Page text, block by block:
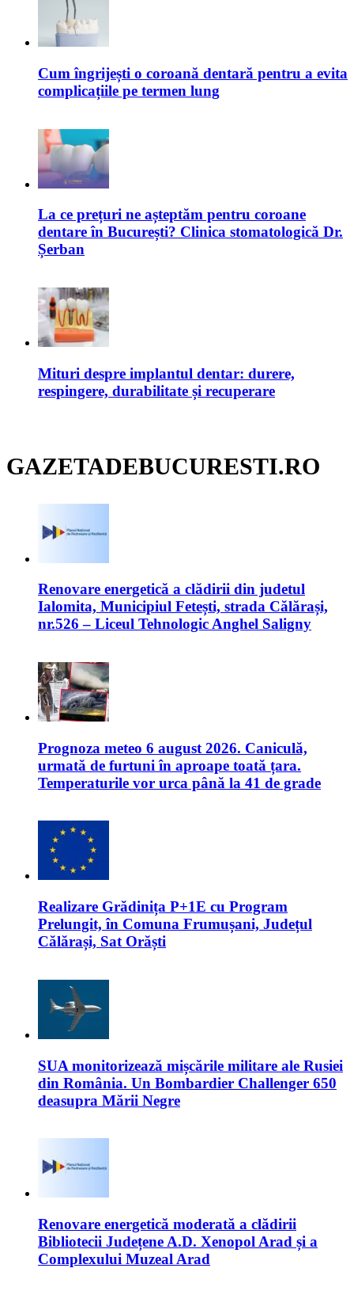
Cum îngrijești o coroană dentară pentru a evita
complicațiile pe termen lung
La ce prețuri ne așteptăm pentru coroane
dentare în București? Clinica stomatologică Dr.
Șerban
Mituri despre implantul dentar: durere,
respingere, durabilitate și recuperare
GAZETADEBUCURESTI.RO
Renovare energetică a clădirii din judetul
Ialomita, Municipiul Fetești, strada Călărași,
nr.526 – Liceul Tehnologic Anghel Saligny
Prognoza meteo 6 august 2026. Caniculă,
urmată de furtuni în aproape toată țara.
Temperaturile vor urca până la 41 de grade
Realizare Grădinița P+1E cu Program
Prelungit, în Comuna Frumușani, Județul
Călărași, Sat Orăști
SUA monitorizează mișcările militare ale Rusiei
din România. Un Bombardier Challenger 650
deasupra Mării Negre
Renovare energetică moderată a clădirii
Bibliotecii Județene A.D. Xenopol Arad și a
Complexului Muzeal Arad